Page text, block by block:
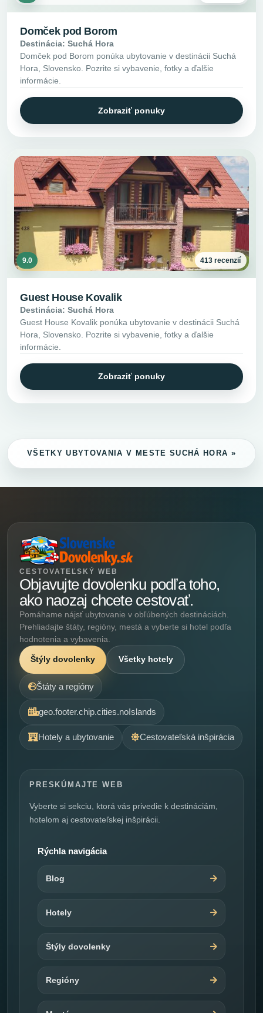
Domček pod Borom
Destinácia: Suchá Hora
Domček pod Borom ponúka ubytovanie v destinácii Suchá
Hora, Slovensko. Pozrite si vybavenie, fotky a ďalšie
informácie.
Zobraziť ponuky
9.0 413 recenzií
Guest House Kovalik
Destinácia: Suchá Hora
Guest House Kovalik ponúka ubytovanie v destinácii Suchá
Hora, Slovensko. Pozrite si vybavenie, fotky a ďalšie
informácie.
Zobraziť ponuky
VŠETKY UBYTOVANIA V MESTE SUCHÁ HORA »
CESTOVATEĽSKÝ WEB
Objavujte dovolenku podľa toho,
ako naozaj chcete cestovať.
Pomáhame nájsť ubytovanie v obľúbených destináciách.
Prehliadajte štáty, regióny, mestá a vyberte si hotel podľa
hodnotenia a vybavenia.
Štýly dovolenky Všetky hotely
Štáty a regióny
geo.footer.chip.cities.noIslands
Hotely a ubytovanie Cestovateľská inšpirácia
PRESKÚMAJTE WEB
Vyberte si sekciu, ktorá vás privedie k destináciám,
hotelom aj cestovateľskej inšpirácii.
Rýchla navigácia
Blog
Hotely
Štýly dovolenky
Regióny